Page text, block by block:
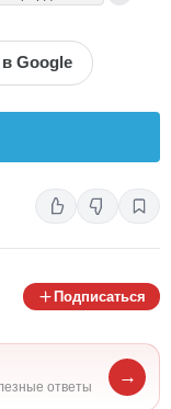
Google
Подписаться
ответы
→